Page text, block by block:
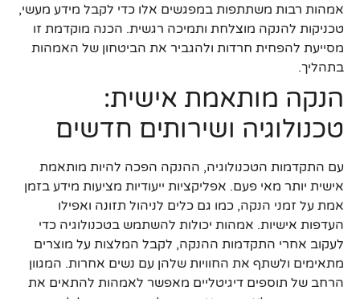
אמהות רבות משתתפות במפגשים אלו כדי לקבל מידע מעשי,
טכניקות להנקה מוצלחת ותמיכה רגשית. הכנה מוקדמת זו
מסייעת להפחית חרדות ולהגביר את הביטחון של האמהות
בתהליך.
הנקה מותאמת אישית:
טכנולוגיה ושירותים חדשים
עם התקדמות הטכנולוגיה, ההנקה הפכה להיות מותאמת
אישית יותר מאי פעם. אפליקציות ייעודיות מציעות מידע בזמן
אמת על זמני הנקה, כמו גם כלים לניהול תזונה ואפילו
העדפות אישיות. אמהות יכולות להשתמש בטכנולוגיה כדי
לעקוב אחרי התקדמות ההנקה, לקבל המלצות על מוצרים
מתאימים ולשתף את החוויות שלהן עם נשים אחרות. המגוון
הרחב של תוספים דיגיטליים מאפשר לאמהות להתאים את